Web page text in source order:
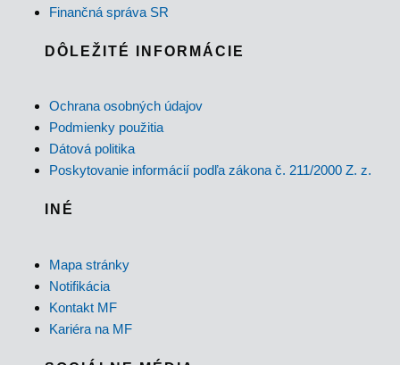
Finančná správa SR
DÔLEŽITÉ INFORMÁCIE
Ochrana osobných údajov
Podmienky použitia
Dátová politika
Poskytovanie informácií podľa zákona č. 211/2000 Z. z.
INÉ
Mapa stránky
Notifikácia
Kontakt MF
Kariéra na MF